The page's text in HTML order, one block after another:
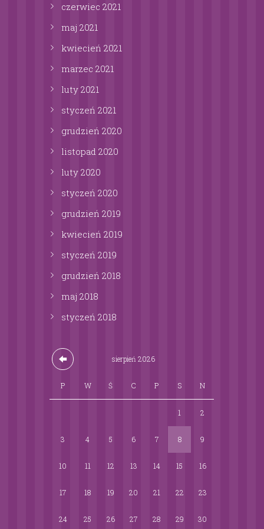
czerwiec 2021
maj 2021
kwiecień 2021
marzec 2021
luty 2021
styczeń 2021
grudzień 2020
listopad 2020
luty 2020
styczeń 2020
grudzień 2019
kwiecień 2019
styczeń 2019
grudzień 2018
maj 2018
styczeń 2018
sierpień2026
P W Ś C P S N
1 2
3 4 5 6 7 8 9
10 11 12 13 14 15 16
17 18 19 20 21 22 23
24 25 26 27 28 29 30